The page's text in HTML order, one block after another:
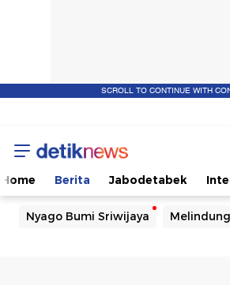
SCROLL TO CONTINUE WITH
Home Berita Jabodetabek
Nyago Bumi Sriwijaya